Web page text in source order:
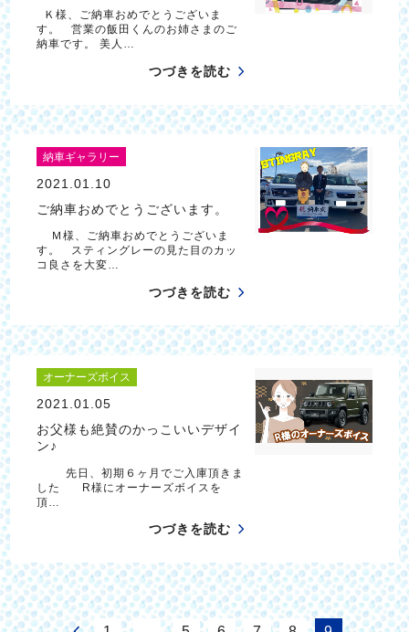
Ｋ様、ご納車おめでとうございま
す。 営業の飯田くんのお姉さまのご
納車です。 美人…
つづきを読む
納車ギャラリー
2021.01.10
ご納車おめでとうございます。
Ｍ様、ご納車おめでとうございま
す。 スティングレーの見た目のカッ
コ良さを大変…
つづきを読む
オーナーズボイス
2021.01.05
お父様も絶賛のかっこいいデザイ
ン♪
先日、初期６ヶ月でご入庫頂きま
した R様にオーナーズボイスを
頂…
つづきを読む